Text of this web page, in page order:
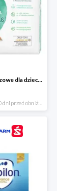
Pieluchy jednorazowe dla dzieci Pampers Harmonie